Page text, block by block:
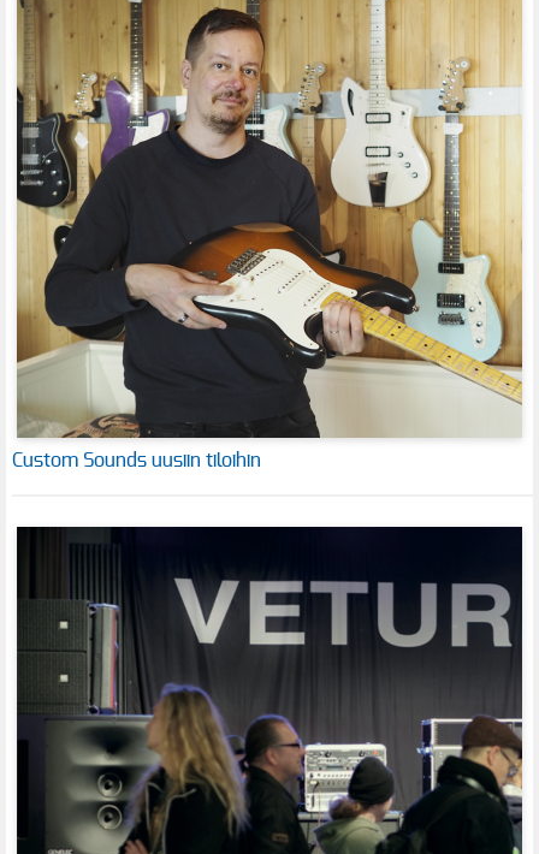
Custom Sounds uusiin tiloihin